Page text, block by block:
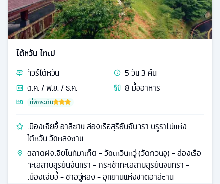
ไต้หวัน ไทเป
ทัวร์ไต้หวัน 5วัน3 คืน
ต.ค. / พ.ย. / ธ.ค.
8 มื้ออาหาร
ที่พักระดับ
เมืองเจียอี้ อาลีซาน ล่องเรือสุริยันจันทรา บรูราโน่แห่ง
ไต้หวัน วัดหลงซาน
ตลาดฝงเจียไนท์มาเก็ต - วัดเหวินหวู่ (วัดกวนอู) - ล่องเรือ
ทะเลสาบสุริยันจันทรา - กระเช้าทะเลสาบสุริยันจันทรา -
เมืองเจียอี้ - ชาอวู่หลง - อุทยานแห่งชาติอาลีซาน